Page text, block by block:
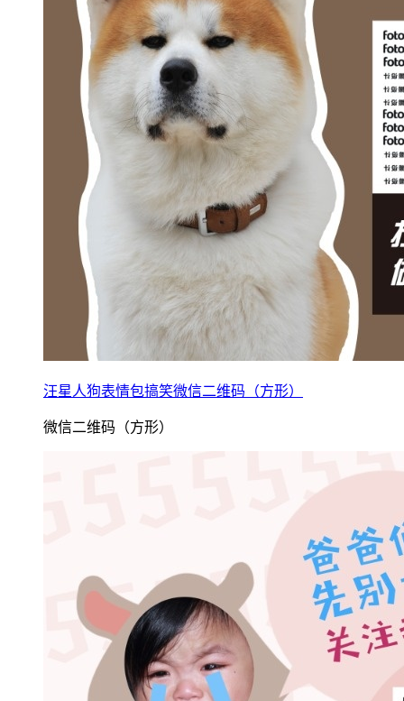
汪星人狗表情包搞笑微信二维码（方形）
微信二维码（方形）